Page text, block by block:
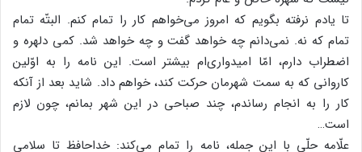
تا یادم نرفته بگویم که امروز می‌خواهم کار را تمام کنم. البتّه تمام
تمام که نه. نمی‌دانم چه خواهد گفت و چه خواهد شد. کمی دلهره و
اضطراب دارم، امّا امیدواری‌ام بیشتر است. این نامه را به اوّلین
کاروانی که به سمت شهرمان حرکت کند، خواهم داد. شاید بعد از آنکه
کار را به انجام رساندم، چند صباحی در این شهر بمانم، چون لازم
است…
علّامه حلّی با این جمله، نامه را تمام می‌کند: خداحافظ تا سلامی